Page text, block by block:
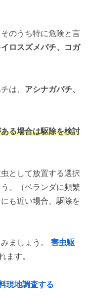
のうち特に危険と言
ロスズメバチ、コガ
は、 アシナガバチ、
る場合は駆除を検討
として放置する選択
。（ベランダに頻繁
も近い場合、駆除を
ましょう。 害虫駆
ます。
現地調査する